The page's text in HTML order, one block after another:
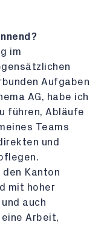
im
Aufgaben
AG, habe ich
führen, Abläufe
Teams
und
Kanton
mit hoher
auch
Arbeit,